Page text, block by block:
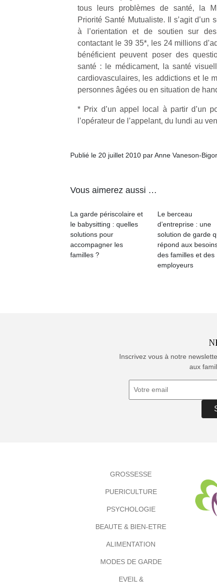
tous leurs problèmes de santé, la
Priorité Santé Mutualiste. Il s’agit d’un
à l’orientation et de soutien sur
contactant le 39 35*, les 24 millions
bénéficient peuvent poser des
santé : le médicament, la santé
cardiovasculaires, les addictions et le
personnes âgées ou en situation de
* Prix d’un appel local à partir d’un
l’opérateur de l’appelant, du lundi au
Publié le 20 juillet 2010 par Anne Vaneson-
Vous aimerez aussi …
La garde périscolaire et
le babysitting : quelles
solutions pour
accompagner les
familles ?
Le berceau
d’entreprise : une
solution de garde
répond aux
des familles et des
employeurs
Inscrivez vous à notre
aux
GROSSESSE
PUERICULTURE
PSYCHOLOGIE
BEAUTE & BIEN-ETRE
ALIMENTATION
MODES DE GARDE
EVEIL &